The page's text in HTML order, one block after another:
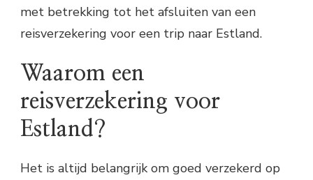
met betrekking tot het afsluiten van een
reisverzekering voor een trip naar Estland.
Waarom een
reisverzekering voor
Estland?
Het is altijd belangrijk om goed verzekerd op